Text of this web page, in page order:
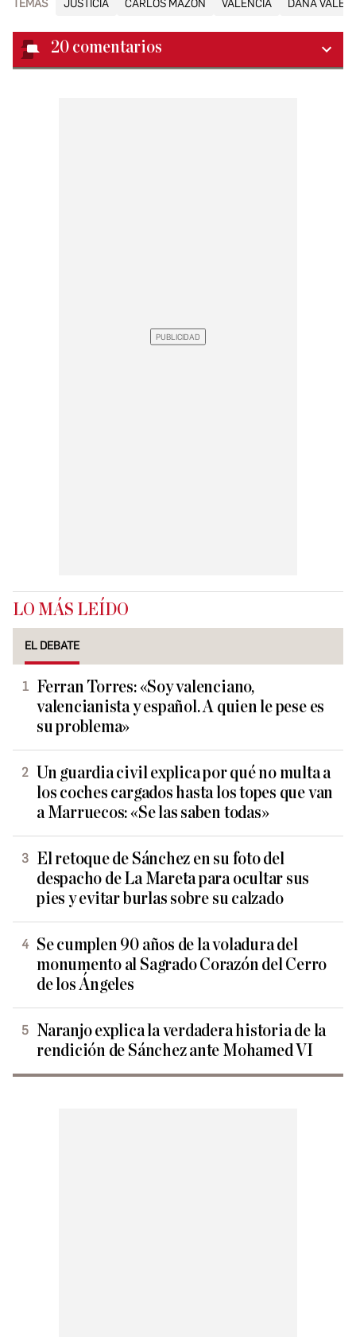
TEMAS JUSTICIA CARLOS MAZÓN VALENCIA DANA
20 comentarios
LO MÁS LEÍDO
EL DEBATE
Ferran Torres: «Soy valenciano,
valencianista y español. A quien le pese es
su problema»
Un guardia civil explica por qué no multa a
los coches cargados hasta los topes que van
a Marruecos: «Se las saben todas»
El retoque de Sánchez en su foto del
despacho de La Mareta para ocultar sus
pies y evitar burlas sobre su calzado
Se cumplen 90 años de la voladura del
monumento al Sagrado Corazón del Cerro
de los Ángeles
Naranjo explica la verdadera historia de la
rendición de Sánchez ante Mohamed VI